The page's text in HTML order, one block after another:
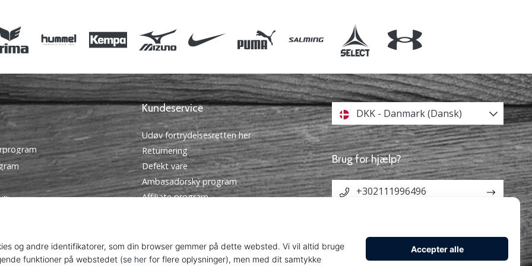
Kundeservice
Udøv fortrydelsesretten her
Returnering
Defekt vare
Ambasadorský program
Affiliate program
Kontakt
Ofte stillede spørgsmål
DKK - Danmark (Dansk)
Brug for hjælp?
+302111996496